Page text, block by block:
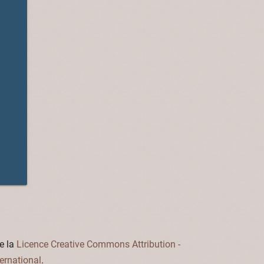
la Licence Creative Commons Attribution -
.